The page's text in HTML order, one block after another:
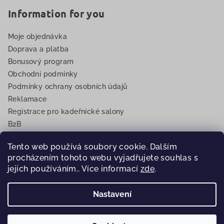
Tento web používá soubory cookie. Dalším
procházením tohoto webu vyjadřujete souhlas s
jejich používáním.. Více informací zde.
Nastavení
Information for you
Moje objednávka
Doprava a platba
Bonusový program
Obchodní podmínky
Podmínky ochrany osobních údajů
Reklamace
Registrace pro kadeřnické salony
B2B
Copyright 2026Eurovlasy.cz. Všechna práva vyhrazena.
Vytvořil Shoptet